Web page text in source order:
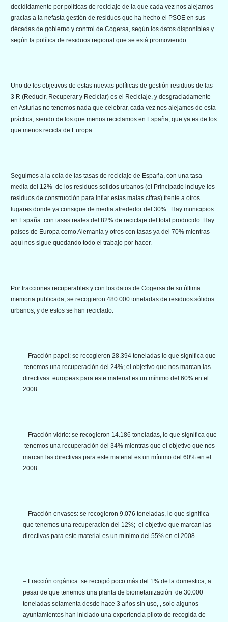
decididamente por políticas de reciclaje de la que cada vez nos alejamos
gracias a la nefasta gestión de residuos que ha hecho el PSOE en sus
décadas de gobierno y control de Cogersa, según los datos disponibles y
según la política de residuos regional que se está promoviendo.
Uno de los objetivos de estas nuevas políticas de gestión residuos de las
3 R (Reducir, Recuperar y Reciclar) es el Reciclaje, y desgraciadamente
en Asturias no tenemos nada que celebrar, cada vez nos alejamos de esta
práctica, siendo de los que menos reciclamos en España, que ya es de los
que menos recicla de Europa.
Seguimos a la cola de las tasas de reciclaje de España, con una tasa
media del 12% de los residuos solidos urbanos (el Principado incluye los
residuos de construcción para inflar estas malas cifras) frente a otros
lugares donde ya consigue de media alrededor del 30%. Hay municipios
en España con tasas reales del 82% de reciclaje del total producido. Hay
países de Europa como Alemania y otros con tasas ya del 70% mientras
aquí nos sigue quedando todo el trabajo por hacer.
Por fracciones recuperables y con los datos de Cogersa de su última
memoria publicada, se recogieron 480.000 toneladas de residuos sólidos
urbanos, y de estos se han reciclado:
– Fracción papel: se recogieron 28.394 toneladas lo que significa que
tenemos una recuperación del 24%; el objetivo que nos marcan las
directivas europeas para este material es un mínimo del 60% en el
2008.
– Fracción vidrio: se recogieron 14.186 toneladas, lo que significa que
tenemos una recuperación del 34% mientras que el objetivo que nos
marcan las directivas para este material es un mínimo del 60% en el
2008.
– Fracción envases: se recogieron 9.076 toneladas, lo que significa
que tenemos una recuperación del 12%; el objetivo que marcan las
directivas para este material es un mínimo del 55% en el 2008.
– Fracción orgánica: se recogió poco más del 1% de la domestica, a
pesar de que tenemos una planta de biometanización de 30.000
toneladas solamenta desde hace 3 años sin uso, , solo algunos
ayuntamientos han iniciado una experiencia piloto de recogida de